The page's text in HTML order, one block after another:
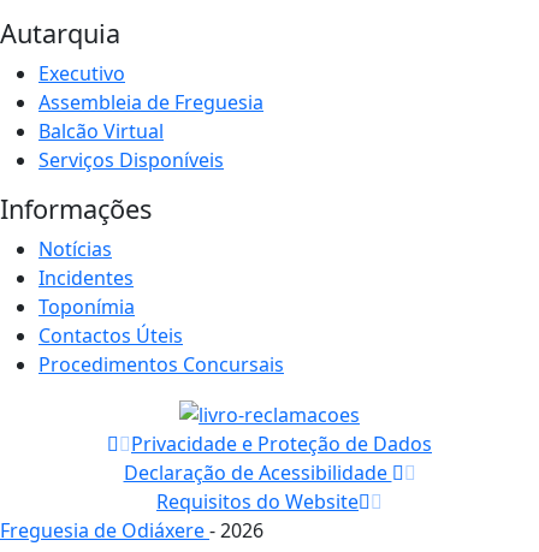
Autarquia
Executivo
Assembleia de Freguesia
Balcão Virtual
Serviços Disponíveis
Informações
Notícias
Incidentes
Toponímia
Contactos Úteis
Procedimentos Concursais
Privacidade e Proteção de Dados
Declaração de Acessibilidade
Requisitos do Website
Freguesia de Odiáxere- 2026